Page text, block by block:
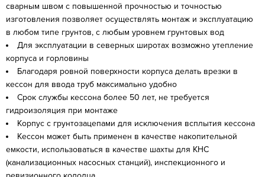
сварным швом с повышенной прочностью и точностью
изготовления позволяет осуществлять монтаж и эксплуатацию
в любом типе грунтов, с любым уровнем грунтовых вод
Для эксплуатации в северных широтах возможно утепление
корпуса и горловины
Благодаря ровной поверхности корпуса делать врезки в
кессон для ввода труб максимально удобно
Срок службы кессона более 50 лет, не требуется
гидроизоляция при монтаже
Корпус с грунтозацепами для исключения всплытия кессона
Кессон может быть применен в качестве накопительной
емкости, использоваться в качестве шахты для КНС
(канализационных насосных станций), инспекционного и